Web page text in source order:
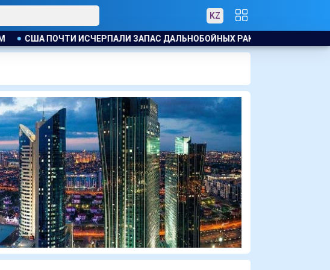
KZ
США ПОЧТИ ИСЧЕРПАЛИ ЗАПАС ДАЛЬНОБОЙНЫХ РАКЕТ В ВОЙНЕ С ИРАНОМ